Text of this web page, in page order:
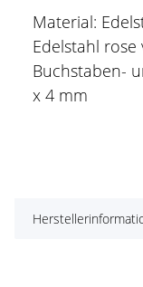
Material:
Edelstahl rose
Buchstaben-
x 4 mm